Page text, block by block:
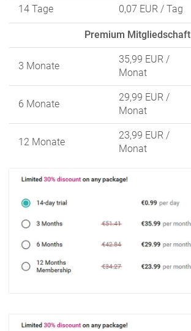
14 Tage 0,07 EUR / Tag
Premium Mitgliedschaft
3 Monate
35,99 EUR /
Monat
6 Monate
29,99 EUR /
Monat
12 Monate
23,99 EUR /
Monat